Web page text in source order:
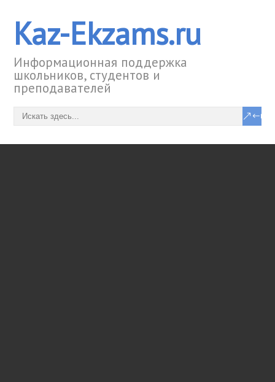
Kaz-Ekzams.ru
Информационная поддержка
школьников, студентов и
преподавателей